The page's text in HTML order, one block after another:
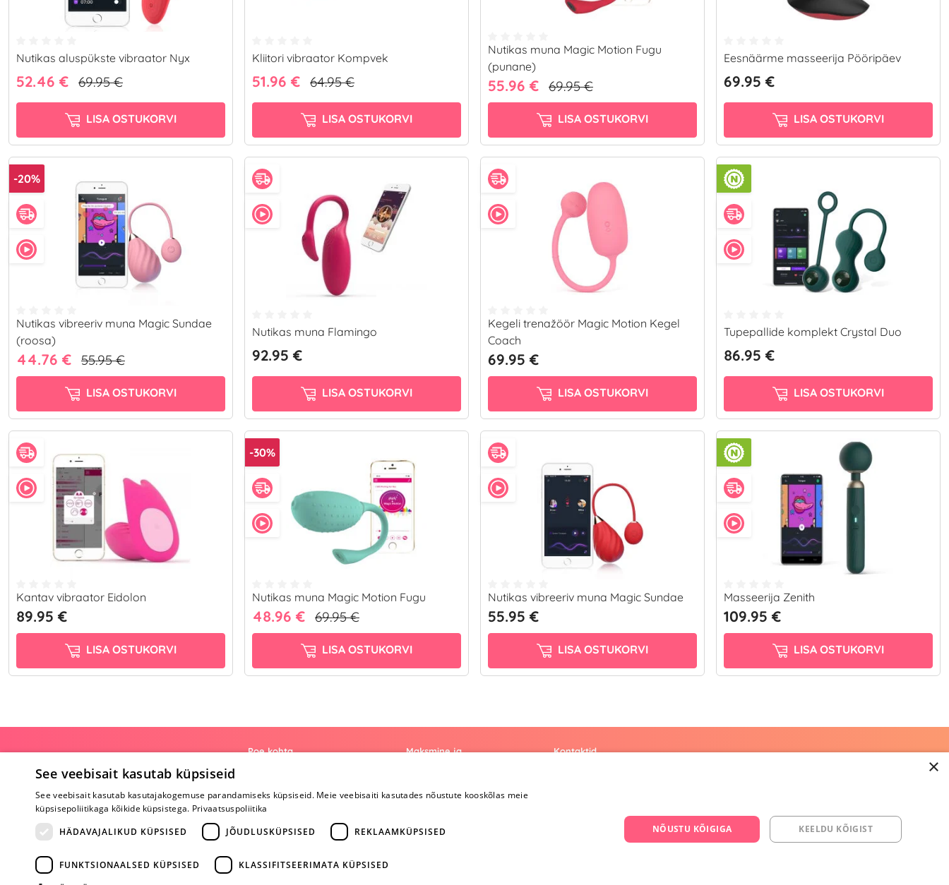
Nutikas aluspükste vibraator Nyx
52.46 € 69.95 €
LISA OSTUKORVI
Kliitori vibraator Kompvek
51.96 € 64.95 €
LISA OSTUKORVI
Nutikas muna Magic Motion Fugu
(punane)
55.96 € 69.95 €
LISA OSTUKORVI
Eesnäärme masseerija Pööripäev
69.95 €
LISA OSTUKORVI
-20%
Nutikas vibreeriv muna Magic Sundae
(roosa)
44.76 € 55.95 €
LISA OSTUKORVI
Nutikas muna Flamingo
92.95 €
LISA OSTUKORVI
Kegeli trenažöör Magic Motion Kegel
Coach
69.95 €
LISA OSTUKORVI
Tupepallide komplekt Crystal Duo
86.95 €
LISA OSTUKORVI
Kantav vibraator Eidolon
89.95 €
LISA OSTUKORVI
-30%
Nutikas muna Magic Motion Fugu
48.96 € 69.95 €
LISA OSTUKORVI
Nutikas vibreeriv muna Magic Sundae
55.95 €
LISA OSTUKORVI
Masseerija Zenith
109.95 €
LISA OSTUKORVI
Poe kohta
Koostöö
Tagasiside
Küsimused
Registreeritud klientidele
Maksmine ja
Maksmine ja
Kauba tagastamine
Kontaktid
info@yesyes.ee
×
See veebisait kasutab küpsiseid
See veebisait kasutab kasutajakogemuse parandamiseks küpsiseid. Meie veebisaiti kasutades nõustute kooskõlas meie
küpsisepoliitikaga kõikide küpsistega. Privaatsuspoliitika
HÄDAVAJALIKUD KÜPSISED
JÕUDLUSKÜPSISED REKLAAMKÜPSISED
FUNKTSIONAALSED KÜPSISED KLASSIFITSEERIMATA KÜPSISED
NÕUSTU KÕIGIGA KEELDU KÕIGIST